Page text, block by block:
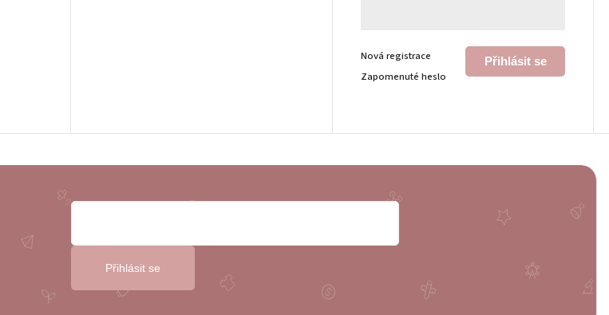
Přihlásit se
Nová registrace
Zapomenuté heslo
Přihlásit se